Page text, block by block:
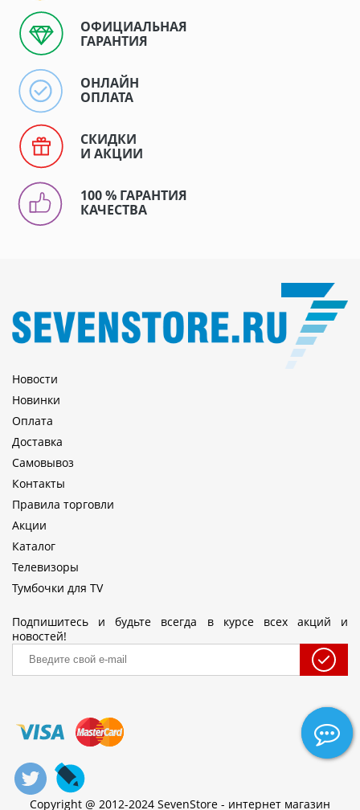
ОФИЦИАЛЬНАЯ
ГАРАНТИЯ
ОНЛАЙН
ОПЛАТА
СКИДКИ
И АКЦИИ
100 % ГАРАНТИЯ
КАЧЕСТВА
Новости
Новинки
Оплата
Доставка
Самовывоз
Контакты
Правила торговли
Акции
Каталог
Телевизоры
Тумбочки для TV
Подпишитесь и будьте всегда в курсе всех акций и
новостей!
Copyright @ 2012-2024 SevenStore - интернет магазин